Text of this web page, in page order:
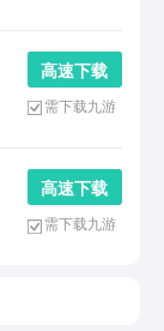
高 速 下 载
需下载九游
高 速 下 载
需下载九游